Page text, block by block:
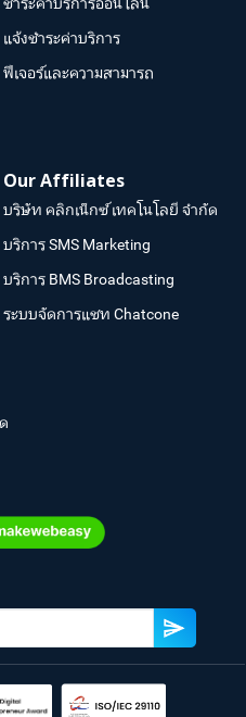
แจ้งชำระค่าบริการ
ฟีเจอร์และความสามารถ
Our Affiliates
บริษัท คลิกเน็กซ์ เทคโนโลยี จำกัด
บริการ SMS Marketing
บริการ BMS Broadcasting
ระบบจัดการแชท Chatcone